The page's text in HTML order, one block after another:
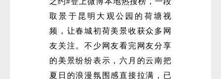
取景于昆明大观公园的荷塘视
频，让春城初荷美景收获众多网
友关注。不少网友看完网友分享
的美景纷纷表示，六月的云南把
夏日的浪漫氛围感直接拉满，已